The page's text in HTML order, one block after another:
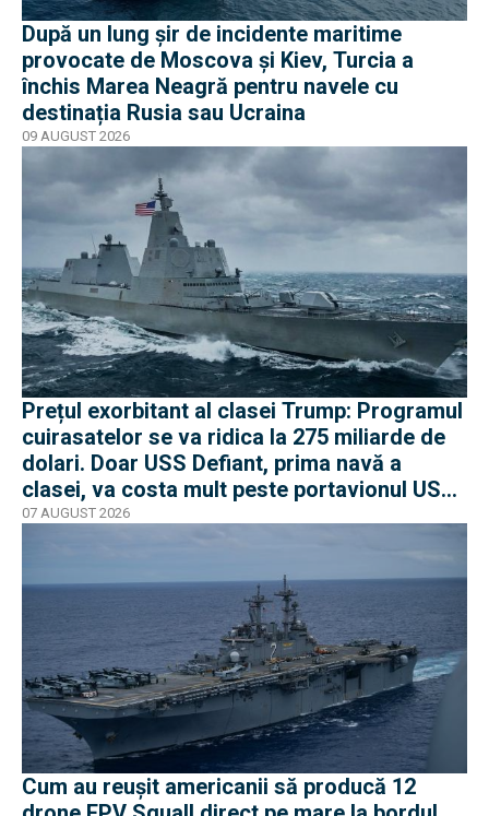
După un lung șir de incidente maritime
provocate de Moscova și Kiev, Turcia a
închis Marea Neagră pentru navele cu
destinația Rusia sau Ucraina
09 AUGUST 2026
Prețul exorbitant al clasei Trump: Programul
cuirasatelor se va ridica la 275 miliarde de
dolari. Doar USS Defiant, prima navă a
clasei, va costa mult peste portavionul USS
Gerald R. Ford
07 AUGUST 2026
Cum au reușit americanii să producă 12